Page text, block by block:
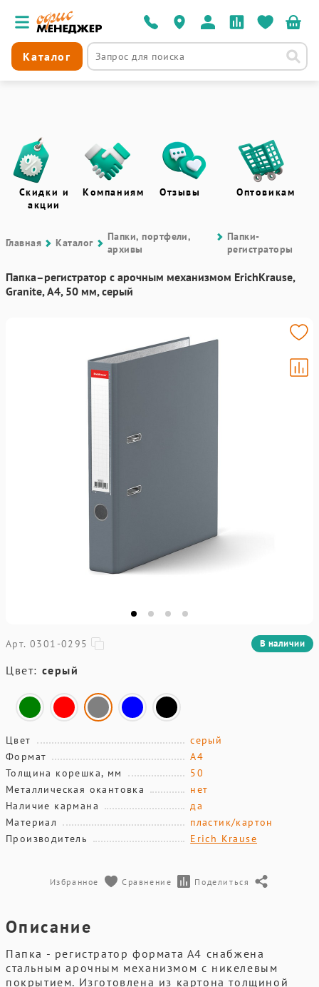
Каталог
Скидки и
акции
Компаниям Отзывы Оптовикам
Главная Каталог
Папки, портфели,
архивы
Папки-
регистраторы
Папка–регистратор с арочным механизмом ErichKrause,
Granite, А4, 50 мм, серый
Арт. 0301-0295 В наличии
Цвет: серый
Цвет
серый
Формат
А4
Толщина корешка, мм
50
Металлическая окантовка
нет
Наличие кармана
да
Материал
пластик/картон
Производитель
Erich Krause
Избранное Сравнение Поделиться
Описание
Папка - регистратор формата А4 снабжена
стальным арочным механизмом с никелевым
покрытием. Изготовлена из картона толщиной